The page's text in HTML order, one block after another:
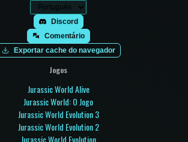
Discord
Comentário
Exportar cache do navegador
Jogos
Jurassic World Alive
Jurassic World: O Jogo
Jurassic World Evolution 3
Jurassic World Evolution 2
Jurassic World Evolution